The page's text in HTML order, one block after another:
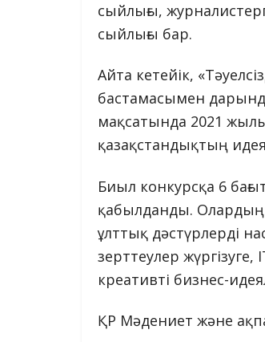
сыйлығы,
сыйлығы бар.
Айта кетейік,
бастамасымен
мақсатында 2021 жылы
қазақстандықтың
Биыл конкурсқа 6
қабылданды.
ұлттық дәстүрлерді
зерттеулер жүргізуге,
креативті бизнес-
ҚР Мәдениет және